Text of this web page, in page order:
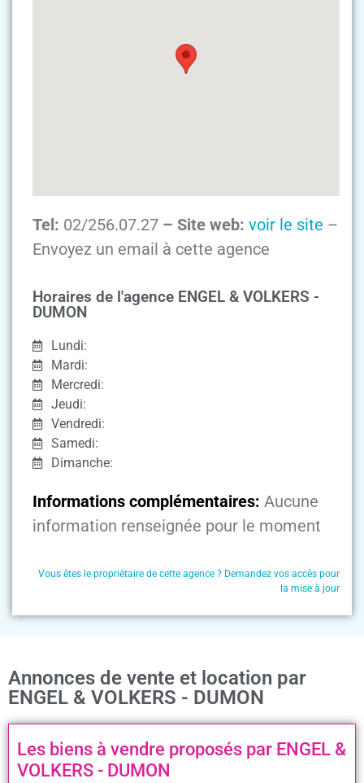
Tel: 02/256.07.27 – Site web: voir le site –
Envoyez un email à cette agence
Horaires de l'agence ENGEL & VOLKERS -
DUMON
Lundi:
Mardi:
Mercredi:
Jeudi:
Vendredi:
Samedi:
Dimanche:
Informations complémentaires: Aucune
information renseignée pour le moment
Vous êtes le propriétaire de cette agence ? Demandez vos accès pour
la mise à jour
Annonces de vente et location par
ENGEL & VOLKERS - DUMON
Les biens à vendre proposés par ENGEL &
VOLKERS - DUMON